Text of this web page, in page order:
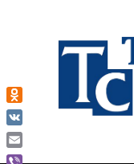
содержимому
Odnoklassniki
VK
Email